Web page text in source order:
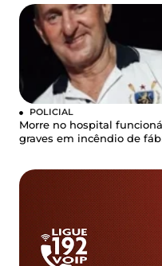
POLICIAL
Morre no hospital
graves em incêndio de